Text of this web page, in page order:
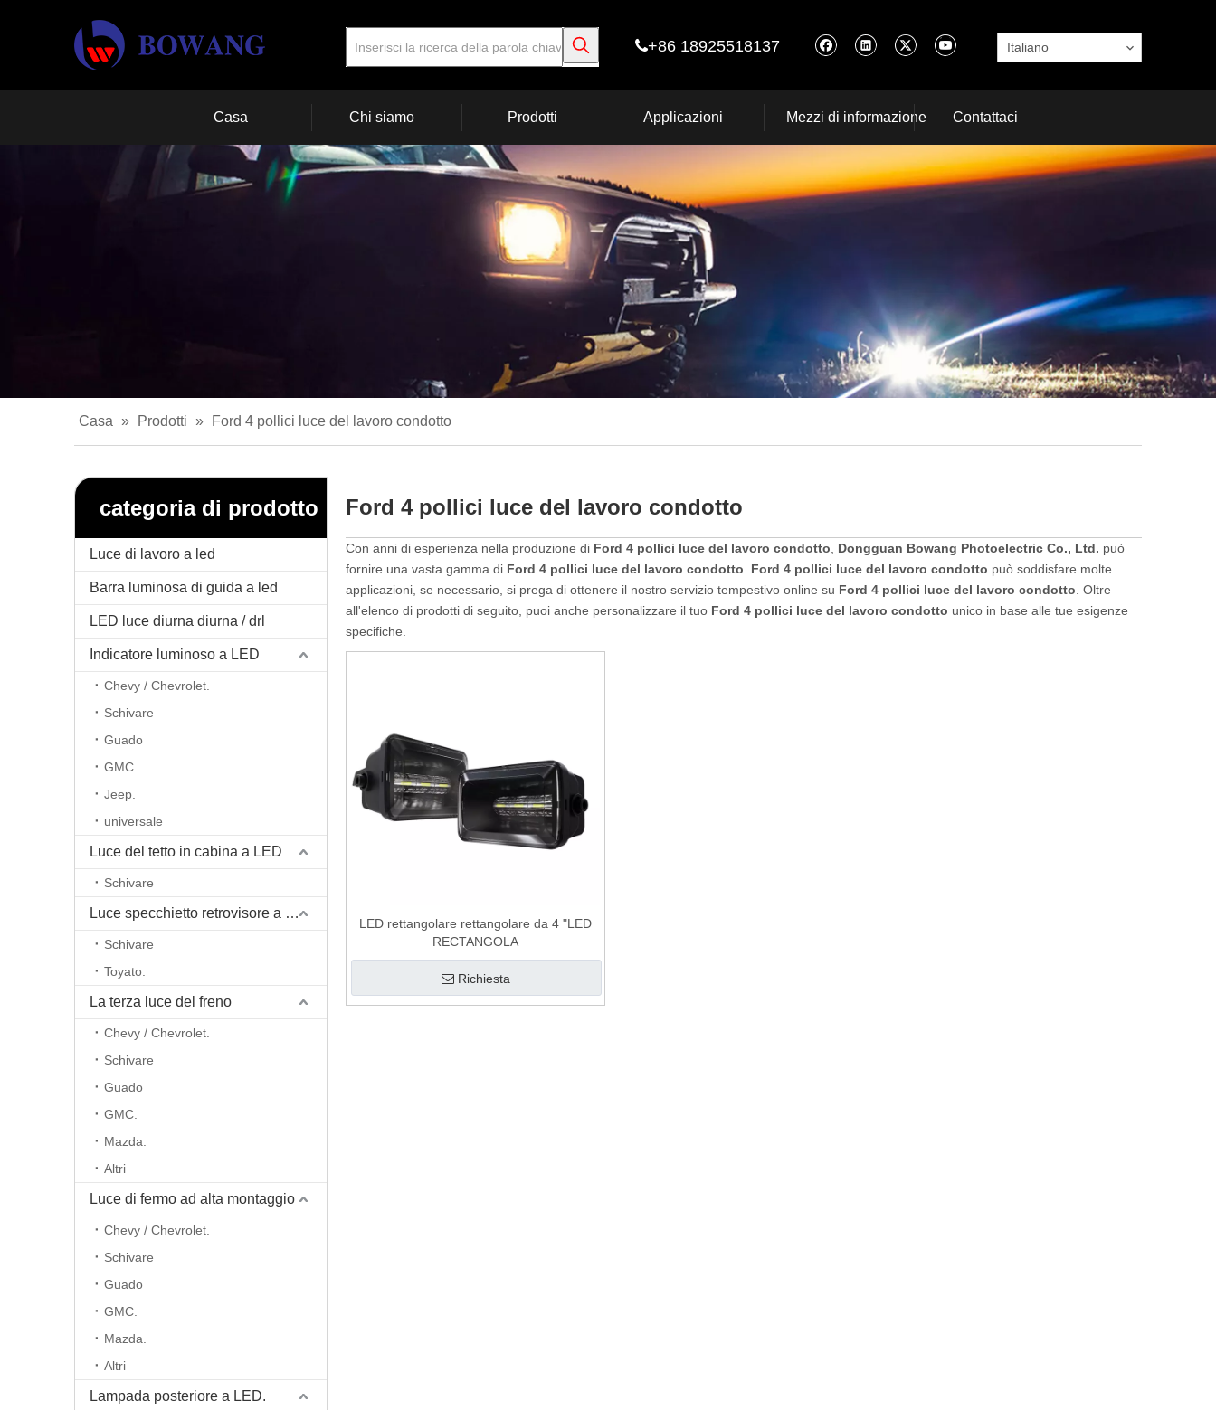
+86 18925518137 Italiano
Casa Chi siamo Prodotti Applicazioni Mezzi di informazione Contattaci
Casa » Prodotti » Ford 4 pollici luce del lavoro condotto
categoria di prodotto
Luce di lavoro a led
Barra luminosa di guida a led
LED luce diurna diurna / drl
Indicatore luminoso a LED
Chevy / Chevrolet.
Schivare
Guado
GMC.
Jeep.
universale
Luce del tetto in cabina a LED
Schivare
Luce specchietto retrovisore a retrovisore a LED
Schivare
Toyato.
La terza luce del freno
Chevy / Chevrolet.
Schivare
Guado
GMC.
Mazda.
Altri
Luce di fermo ad alta montaggio
Chevy / Chevrolet.
Schivare
Guado
GMC.
Mazda.
Altri
Lampada posteriore a LED.
Ford 4 pollici luce del lavoro condotto
Con anni di esperienza nella produzione di Ford 4 pollici luce del lavoro condotto Dongguan Bowang Photoelectric Co., Ltd. può
fornire una vasta gamma di Ford 4 pollici luce del lavoro condotto Ford 4 pollici luce del lavoro condotto può soddisfare molte
applicazioni, se necessario, si prega di ottenere il nostro servizio tempestivo online su Ford 4 pollici luce del lavoro condotto . Oltre
all'elenco di prodotti di seguito, puoi anche personalizzare il tuo Ford 4 pollici luce del lavoro condotto unico in base alle tue esigenze
specifiche.
LED rettangolare rettangolare da 4 "LED
RECTANGOLA
Richiesta